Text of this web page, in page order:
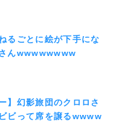
るごとに絵が下手にな
んwwwwwwww
】幻影旅団のクロロさ
ビって席を譲るwwww